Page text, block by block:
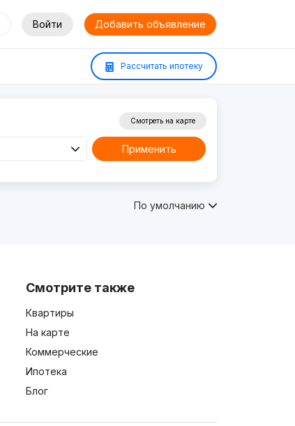
Войти Добавить объявление
Рассчитать ипотеку
Смотреть на карте
Применить
По умолчанию
Смотрите также
Квартиры
На карте
Коммерческие
Ипотека
Блог